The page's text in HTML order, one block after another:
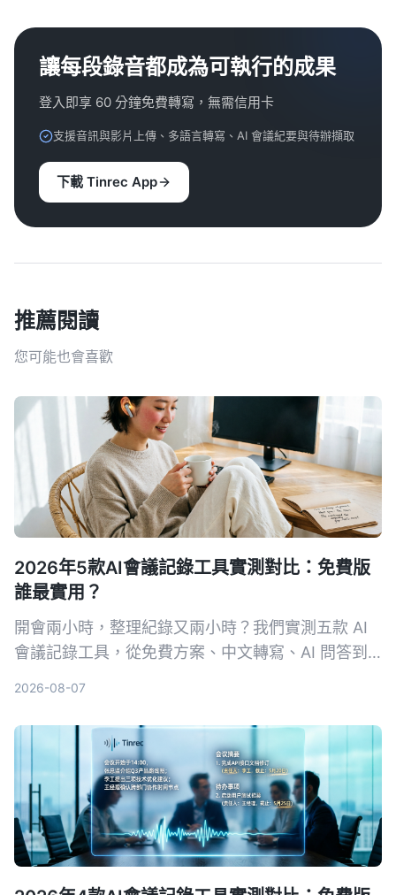
讓每段錄音都成為可執行的成果
登入即享 60 分鐘免費轉寫，無需信用卡
支援音訊與影片上傳、多語言轉寫、AI 會議紀要與待辦擷取
下載 Tinrec App
推薦閱讀
您可能也會喜歡
2026年5款AI會議記錄工具實測對比：免費版
誰最實用？
開會兩小時，整理紀錄又兩小時？我們實測五款 AI
會議記錄工具，從免費方案、中文轉寫、AI 問答到
2026-08-07